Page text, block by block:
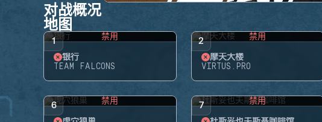
对战概况
地图
1 禁用
银行
TEAM FALCONS
2 禁用
摩天大楼
VIRTUS.PRO
6 禁用 7 禁用